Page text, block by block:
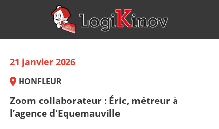
21 janvier 2026
HONFLEUR
Zoom collaborateur : Éric, métreur à
l’agence d'Equemauville